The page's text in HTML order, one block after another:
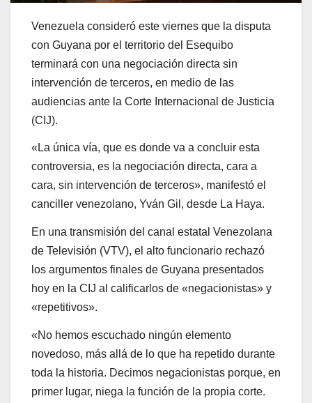
Venezuela consideró este viernes que la disputa
con Guyana por el territorio del Esequibo
terminará con una negociación directa sin
intervención de terceros, en medio de las
audiencias ante la Corte Internacional de Justicia
(CIJ).
«La única vía, que es donde va a concluir esta
controversia, es la negociación directa, cara a
cara, sin intervención de terceros», manifestó el
canciller venezolano, Yván Gil, desde La Haya.
En una transmisión del canal estatal Venezolana
de Televisión (VTV), el alto funcionario rechazó
los argumentos finales de Guyana presentados
hoy en la CIJ al calificarlos de «negacionistas» y
«repetitivos».
«No hemos escuchado ningún elemento
novedoso, más allá de lo que ha repetido durante
toda la historia. Decimos negacionistas porque, en
primer lugar, niega la función de la propia corte.